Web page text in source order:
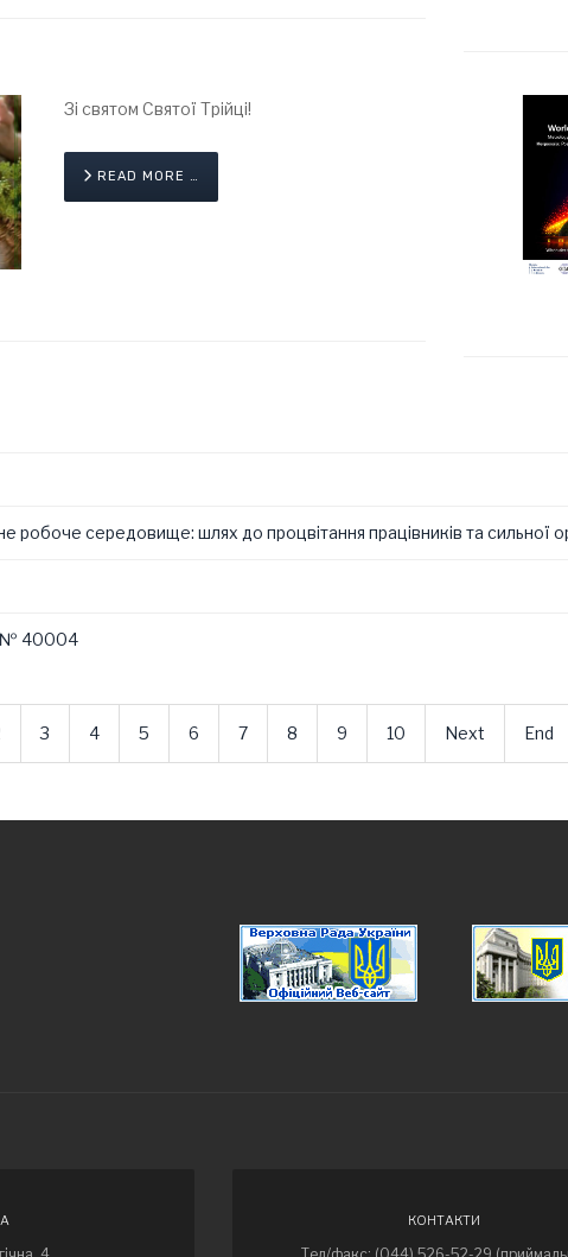
Зі святом Святої Трійці!
READ MORE …
робоче середовище: шлях до процвітання працівників та сильної
№ 40004
3 4 5 6 7 8 9 10 Next End
КОНТАКТИ